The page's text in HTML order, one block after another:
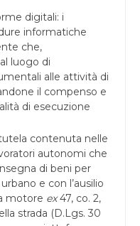
digitali: i
informatiche
che,
luogo di
alle attività di
il compenso e
di esecuzione
contenuta nelle
autonomi che
di beni per
e con l’ausilio
motore ex47, co. 2,
strada (D.Lgs. 30